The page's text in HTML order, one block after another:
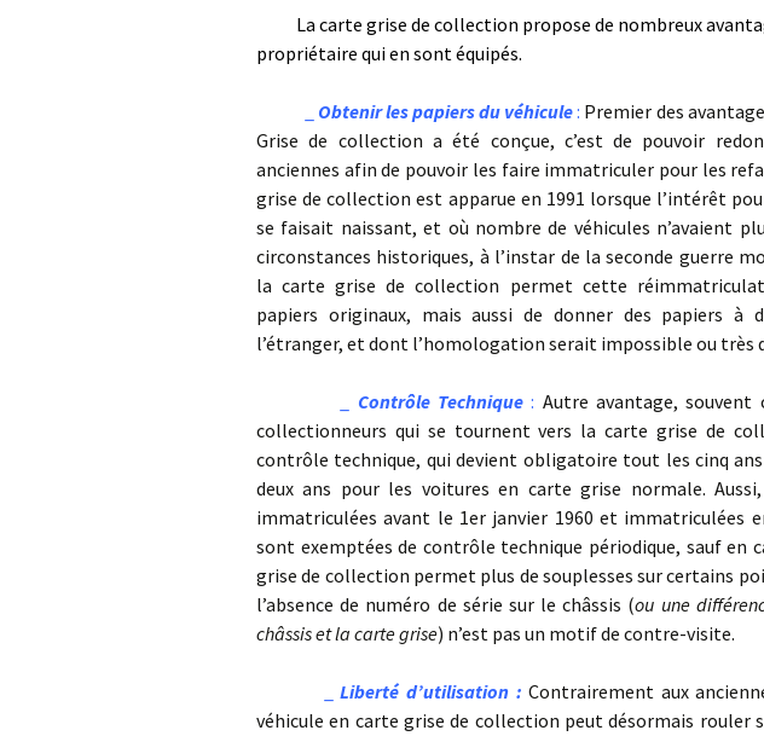
La carte grise de collection propose de nombreux
propriétaire qui en sont équipés.
Obtenir les papiers du véhicule: Premier des
Grise de collection a été conçue, c’est de pouvoir
anciennes afin de pouvoir les faire immatriculer pour les
grise de collection est apparue en 1991 lorsque l’intérêt
se faisait naissant, et où nombre de véhicules n’avaient
circonstances historiques, à l’instar de la seconde guerre
la carte grise de collection permet cette
papiers originaux, mais aussi de donner des papiers à
l’étranger, et dont l’homologation serait impossible ou très
Contrôle Technique: Autre avantage,
collectionneurs qui se tournent vers la carte grise de
contrôle technique, qui devient obligatoire tout les cinq
deux ans pour les voitures en carte grise normale.
immatriculées avant le 1er janvier 1960 et immatriculées
sont exemptées de contrôle technique périodique, sauf en
grise de collection permet plus de souplesses sur certains
l’absence de numéro de série sur le châssis (ou une
châssis et la carte grise) n’est pas un motif de contre-visite.
_Liberté d’utilisation : Contrairement aux
véhicule en carte grise de collection peut désormais rouler